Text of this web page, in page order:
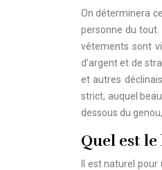
On déterminera
personne du tout.
vêtements sont
d’argent et de
et autres
strict, auquel
dessous du
Quel est
Il est naturel